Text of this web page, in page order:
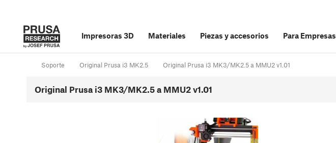
Impresoras 3D Materiales Piezas y accesorios Para Empresas
Soporte Original Prusa i3 MK2.5 Original Prusa i3 MK3/MK2.5 a MMU2 v1.01
Original Prusa i3 MK3/MK2.5 a MMU2 v1.01